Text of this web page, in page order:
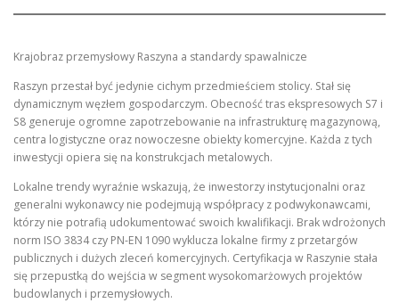
Krajobraz przemysłowy Raszyna a standardy spawalnicze
Raszyn przestał być jedynie cichym przedmieściem stolicy. Stał się
dynamicznym węzłem gospodarczym. Obecność tras ekspresowych S7 i
S8 generuje ogromne zapotrzebowanie na infrastrukturę magazynową,
centra logistyczne oraz nowoczesne obiekty komercyjne. Każda z tych
inwestycji opiera się na konstrukcjach metalowych.
Lokalne trendy wyraźnie wskazują, że inwestorzy instytucjonalni oraz
generalni wykonawcy nie podejmują współpracy z podwykonawcami,
którzy nie potrafią udokumentować swoich kwalifikacji. Brak wdrożonych
norm ISO 3834 czy PN-EN 1090 wyklucza lokalne firmy z przetargów
publicznych i dużych zleceń komercyjnych. Certyfikacja w Raszynie stała
się przepustką do wejścia w segment wysokomarżowych projektów
budowlanych i przemysłowych.